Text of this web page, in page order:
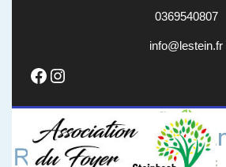
0369540807
info@lestein.fr
Facebook
Instagram